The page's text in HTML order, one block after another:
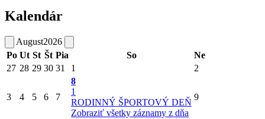
Kalendár
August2026
Po Ut St Št Pia So
Ne
27 28 29 30 31 1 2
3 4 5 6 7
8
1
RODINNÝ ŠPORTOVÝ DEŇ
Zobraziť všetky záznamy z dňa
9